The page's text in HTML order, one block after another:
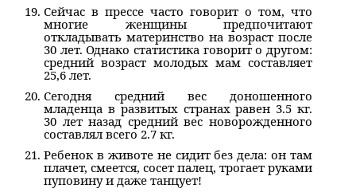
Сейчас в прессе часто говорит о том, что
многие женщины предпочитают
откладывать материнство на возраст после
30 лет. Однако статистика говорит о другом:
средний возраст молодых мам составляет
25,6 лет.
Сегодня средний вес доношенного
младенца в развитых странах равен 3.5 кг.
30 лет назад средний вес новорожденного
составлял всего 2.7 кг.
Ребенок в животе не сидит без дела: он там
плачет, смеется, сосет палец, трогает руками
пуповину и даже танцует!